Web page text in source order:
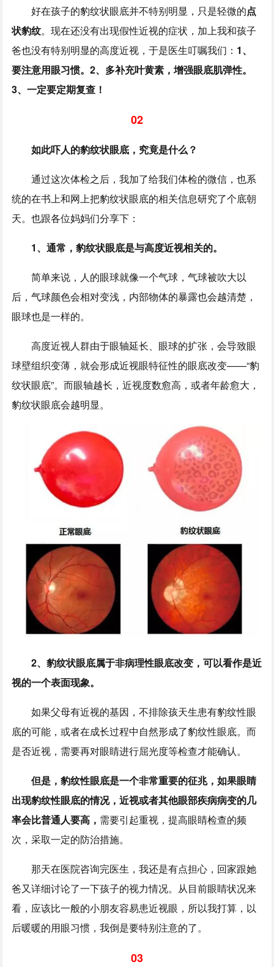
好在孩子的豹纹状眼底并不特别明显，只是轻微的点
状豹纹。现在还没有出现假性近视的症状，加上我和孩子
爸也没有特别明显的高度近视，于是医生叮嘱我们： 1、
要注意用眼习惯。2、多补充叶黄素，增强眼底肌弹性。
3、一定要定期复查！
02
如此吓人的豹纹状眼底，究竟是什么？
通过这次体检之后，我加了给我们体检的微信，也系
统的在书上和网上把豹纹状眼底的相关信息研究了个底朝
天。也跟各位妈妈们分享下：
1、通常，豹纹状眼底是与高度近视相关的。
简单来说，人的眼球就像一个气球，气球被吹大以
后，气球颜色会相对变浅，内部物体的暴露也会越清楚，
眼球也是一样的。
高度近视人群由于眼轴延长、眼球的扩张，会导致眼
球壁组织变薄，就会形成近视眼特征性的眼底改变——“豹
纹状眼底”。而眼轴越长，近视度数愈高，或者年龄愈大，
豹纹状眼底会越明显。
2、豹纹状眼底属于非病理性眼底改变，可以看作是近
视的一个表面现象。
如果父母有近视的基因，不排除孩天生患有豹纹性眼
底的可能，或者在成长过程中自然形成了豹纹性眼底。而
是否近视，需要再对眼睛进行屈光度等检查才能确认。
但是，豹纹性眼底是一个非常重要的征兆，如果眼睛
出现豹纹性眼底的情况，近视或者其他眼部疾病病变的几
率会比普通人要高， 需要引起重视，提高眼睛检查的频
次，采取一定的防治措施。
那天在医院咨询完医生，我还是有点担心，回家跟她
爸又详细讨论了一下孩子的视力情况。从目前眼睛状况来
看，应该比一般的小朋友容易患近视眼，所以我打算，以
后暖暖的用眼习惯，我倒是要特别注意的了。
03